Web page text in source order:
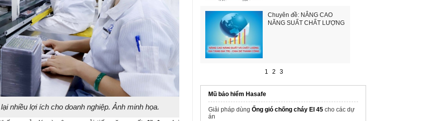
nhiều lợi ích cho doanh nghiệp. Ảnh minh họa.
Chuyên đề: NÂNG CAO
NĂNG SUẤT CHẤT LƯỢNG
1 2 3
Mũ bảo hiểm Hasafe
Giải pháp dùng Ống gió chống cháy EI 45 cho các dự
án